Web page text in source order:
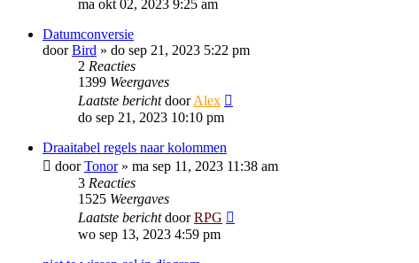
ma okt 02, 2023 9:25 am
Datumconversie
doorBird » do sep 21, 2023 5:22 pm
2 Reacties
1399 Weergaves
Laatste berichtdoorAlex
do sep 21, 2023 10:10 pm
Draaitabel regels naar kolommen
doorTonor» ma sep 11, 2023 11:38 am
3 Reacties
1525 Weergaves
Laatste berichtdoorRPG
wo sep 13, 2023 4:59 pm